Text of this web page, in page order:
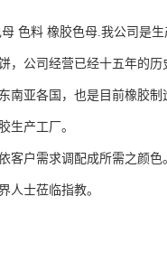
色料 橡胶色母.我公司是
，公司经营已经十五年的历
南亚各国，也是目前橡胶
生产工厂。
客户需求调配成所需之颜色
人士莅临指教。